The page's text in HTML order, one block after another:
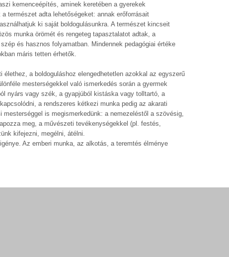
kemenceépítés, aminek keretében a gyerekek
természet adta lehetőségeket: annak erőforrásait
ki saját boldogulásunkra. A természet kincseit
munka örömét és rengeteg tapasztalatot adtak, a
és hasznos folyamatban. Mindennek pedagógiai értéke
máris tetten érhetők.
a boldoguláshoz elengedhetetlen azokkal az egyszerű
mesterségekkel való ismerkedés során a gyermek
nyárs vagy szék, a gyapjúból kistáska vagy tolltartó, a
a rendszeres kétkezi munka pedig az akarati
is megismerkedünk: a nemezeléstől a szövésig,
meg, a művészeti tevékenységekkel (pl. festés,
kifejezni, megélni, átélni.
Az emberi munka, az alkotás, a teremtés élménye